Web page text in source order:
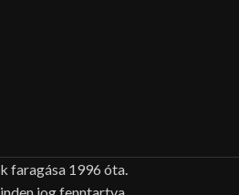
faragása 1996 óta.